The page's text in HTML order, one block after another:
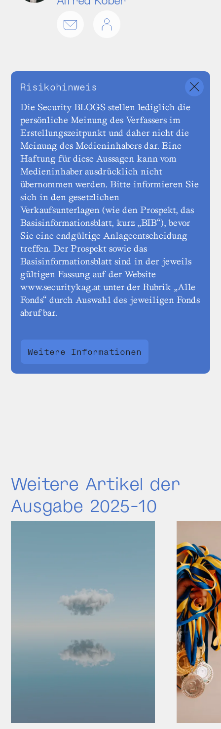
Risikohinweis
Die Security BLOGS stellen lediglich die
persönliche Meinung des Verfassers im
Erstellungszeitpunkt und daher nicht die
Meinung des Medieninhabers dar. Eine
Haftung für diese Aussagen kann vom
Medieninhaber ausdrücklich nicht
übernommen werden. Bitte informieren Sie
sich in den gesetzlichen
Verkaufsunterlagen (wie den Prospekt, das
Basisinformationsblatt, kurz „BIB“), bevor
Sie eine endgültige Anlageentscheidung
treffen. Der Prospekt sowie das
Basisinformationsblatt sind in der jeweils
gültigen Fassung auf der Website
www.securitykag.at unter der Rubrik „Alle
Fonds“ durch Auswahl des jeweiligen Fonds
abrufbar.
Weitere Informationen
Weitere Artikel der
Ausgabe 2025-10